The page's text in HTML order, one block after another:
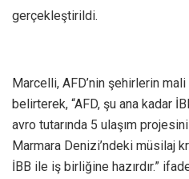
gerçekleştirildi.
Marcelli, AFD’nin şehirlerin
belirterek, “AFD, şu ana kadar
avro tutarında 5 ulaşım
Marmara Denizi’ndeki müsilaj
İBB ile iş birliğine hazırdır.”